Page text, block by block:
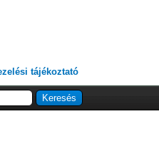
tájékoztató